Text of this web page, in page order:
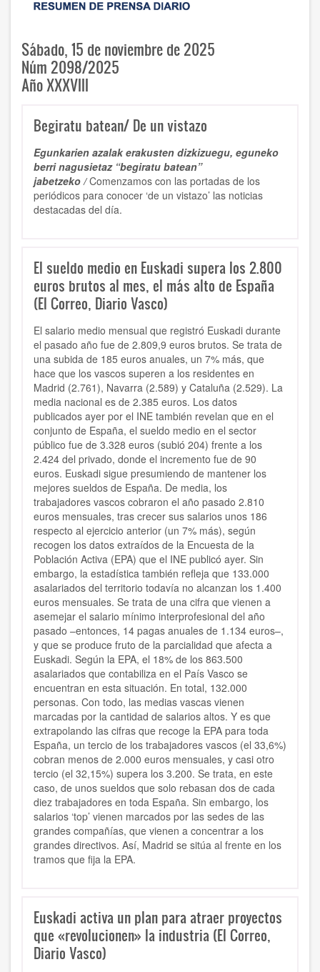
Sábado, 15 de noviembre de 2025
Núm 2098/2025
Año XXXVIII
Begiratu batean/ De un vistazo
Egunkarien azalak erakusten dizkizuegu, eguneko
berri nagusietaz “begiratu batean”
jabetzeko /Comenzamos con las portadas de los
periódicos para conocer ‘de un vistazo’ las noticias
destacadas del día.
El sueldo medio en Euskadi supera los 2.800
euros brutos al mes, el más alto de España
(El Correo, Diario Vasco)
El salario medio mensual que registró Euskadi durante
el pasado año fue de 2.809,9 euros brutos. Se trata de
una subida de 185 euros anuales, un 7% más, que
hace que los vascos superen a los residentes en
Madrid (2.761), Navarra (2.589) y Cataluña (2.529). La
media nacional es de 2.385 euros. Los datos
publicados ayer por el INE también revelan que en el
conjunto de España, el sueldo medio en el sector
público fue de 3.328 euros (subió 204) frente a los
2.424 del privado, donde el incremento fue de 90
euros. Euskadi sigue presumiendo de mantener los
mejores sueldos de España. De media, los
trabajadores vascos cobraron el año pasado 2.810
euros mensuales, tras crecer sus salarios unos 186
respecto al ejercicio anterior (un 7% más), según
recogen los datos extraídos de la Encuesta de la
Población Activa (EPA) que el INE publicó ayer. Sin
embargo, la estadística también refleja que 133.000
asalariados del territorio todavía no alcanzan los 1.400
euros mensuales. Se trata de una cifra que vienen a
asemejar el salario mínimo interprofesional del año
pasado –entonces, 14 pagas anuales de 1.134 euros–,
y que se produce fruto de la parcialidad que afecta a
Euskadi. Según la EPA, el 18% de los 863.500
asalariados que contabiliza en el País Vasco se
encuentran en esta situación. En total, 132.000
personas. Con todo, las medias vascas vienen
marcadas por la cantidad de salarios altos. Y es que
extrapolando las cifras que recoge la EPA para toda
España, un tercio de los trabajadores vascos (el 33,6%)
cobran menos de 2.000 euros mensuales, y casi otro
tercio (el 32,15%) supera los 3.200. Se trata, en este
caso, de unos sueldos que solo rebasan dos de cada
diez trabajadores en toda España. Sin embargo, los
salarios ‘top’ vienen marcados por las sedes de las
grandes compañías, que vienen a concentrar a los
grandes directivos. Así, Madrid se sitúa al frente en los
tramos que fija la EPA.
Euskadi activa un plan para atraer proyectos
que «revolucionen» la industria (El Correo,
Diario Vasco)